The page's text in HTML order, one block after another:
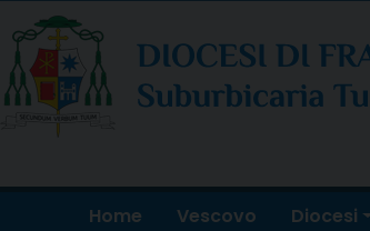
to
content
Home
Vescovo Diocesi